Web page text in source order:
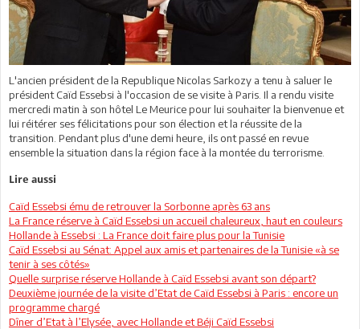
L'ancien président de la Republique Nicolas Sarkozy a tenu à saluer le
président Caïd Essebsi à l'occasion de se visite à Paris. Il a rendu visite
mercredi matin à son hôtel Le Meurice pour lui souhaiter la bienvenue et
lui réitérer ses félicitations pour son élection et la réussite de la
transition. Pendant plus d'une demi heure, ils ont passé en revue
ensemble la situation dans la région face à la montée du terrorisme.
Lire aussi
Caïd Essebsi ému de retrouver la Sorbonne après 63 ans
La France réserve à Caïd Essebsi un accueil chaleureux, haut en couleurs
Hollande à Essebsi : La France doit faire plus pour la Tunisie
Caïd Essebsi au Sénat: Appel aux amis et partenaires de la Tunisie «à se
tenir à ses côtés»
Quelle surprise réserve Hollande à Caïd Essebsi avant son départ?
Deuxième journée de la visite d’Etat de Caïd Essebsi à Paris : encore un
programme chargé
Dîner d’Etat à l’Elysée, avec Hollande et Béji Caïd Essebsi